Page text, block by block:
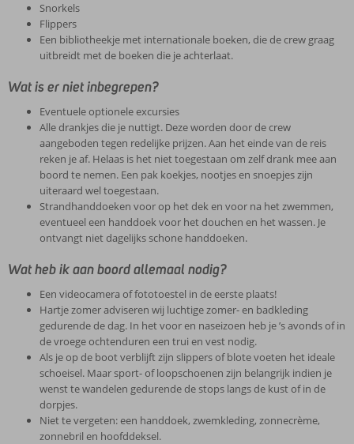
Snorkels
Flippers
Een bibliotheekje met internationale boeken, die de crew graag
uitbreidt met de boeken die je achterlaat.
Wat is er niet inbegrepen?
Eventuele optionele excursies
Alle drankjes die je nuttigt. Deze worden door de crew
aangeboden tegen redelijke prijzen. Aan het einde van de reis
reken je af. Helaas is het niet toegestaan om zelf drank mee aan
boord te nemen. Een pak koekjes, nootjes en snoepjes zijn
uiteraard wel toegestaan.
Strandhanddoeken voor op het dek en voor na het zwemmen,
eventueel een handdoek voor het douchen en het wassen. Je
ontvangt niet dagelijks schone handdoeken.
Wat heb ik aan boord allemaal nodig?
Een videocamera of fototoestel in de eerste plaats!
Hartje zomer adviseren wij luchtige zomer- en badkleding
gedurende de dag. In het voor en naseizoen heb je ’s avonds of in
de vroege ochtenduren een trui en vest nodig.
Als je op de boot verblijft zijn slippers of blote voeten het ideale
schoeisel. Maar sport- of loopschoenen zijn belangrijk indien je
wenst te wandelen gedurende de stops langs de kust of in de
dorpjes.
Niet te vergeten: een handdoek, zwemkleding, zonnecrème,
zonnebril en hoofddeksel.